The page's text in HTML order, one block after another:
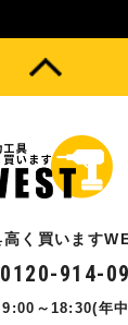
高く買います
914-
9:00～18:30(年